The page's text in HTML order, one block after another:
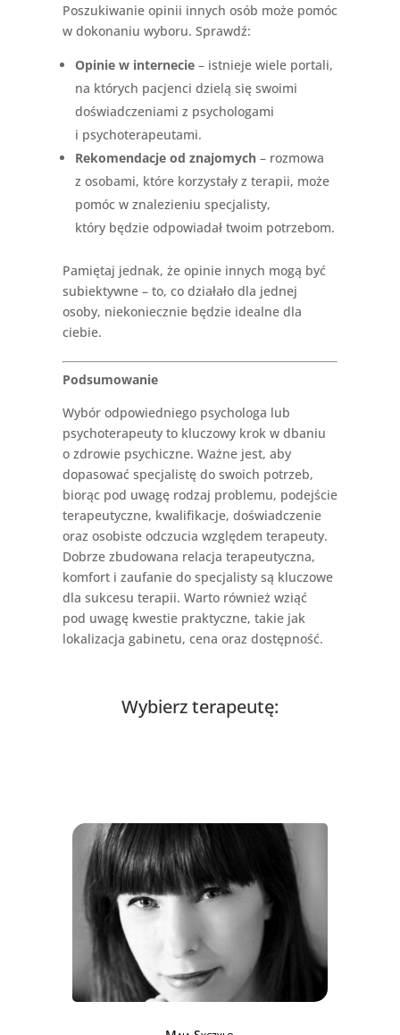
Poszukiwanie opinii innych osób może pomóc
w dokonaniu wyboru. Sprawdź:
Opinie w internecie– istnieje wiele portali,
na których pacjenci dzielą się swoimi
doświadczeniami z psychologami
i psychoterapeutami.
Rekomendacje od znajomych– rozmowa
z osobami, które korzystały z terapii, może
pomóc w znalezieniu specjalisty,
który będzie odpowiadał twoim potrzebom.
Pamiętaj jednak, że opinie innych mogą być
subiektywne – to, co działało dla jednej
osoby, niekoniecznie będzie idealne dla
ciebie.
Podsumowanie
Wybór odpowiedniego psychologa lub
psychoterapeuty to kluczowy krok w dbaniu
o zdrowie psychiczne. Ważne jest, aby
dopasować specjalistę do swoich potrzeb,
biorąc pod uwagę rodzaj problemu, podejście
terapeutyczne, kwalifikacje, doświadczenie
oraz osobiste odczucia względem terapeuty.
Dobrze zbudowana relacja terapeutyczna,
komfort i zaufanie do specjalisty są kluczowe
dla sukcesu terapii. Warto również wziąć
pod uwagę kwestie praktyczne, takie jak
lokalizacja gabinetu, cena oraz dostępność.
Wybierz terapeutę: